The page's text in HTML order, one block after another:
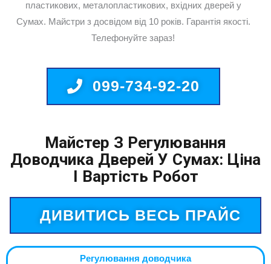
пластикових, металопластикових, вхідних дверей у
Сумах. Майстри з досвідом від 10 років. Гарантія якості.
Телефонуйте зараз!
099-734-92-20
Майстер З Регулювання
Доводчика Дверей У Сумах: Ціна
І Вартість Робот
ДИВИТИСЬ ВЕСЬ ПРАЙС
Регулювання доводчика